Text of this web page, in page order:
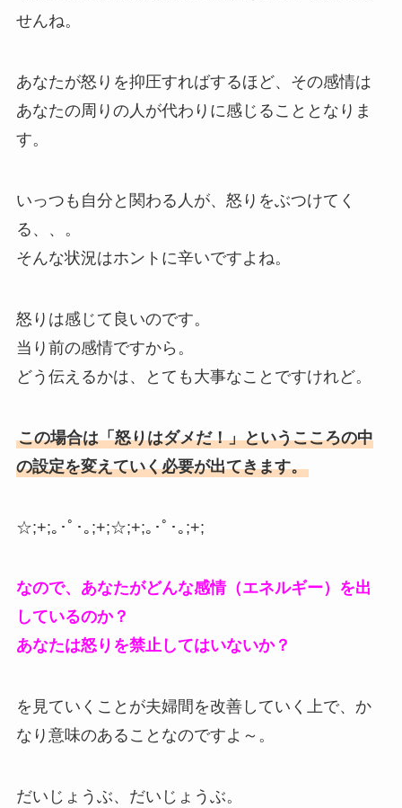
せんね。
あなたが怒りを抑圧すればするほど、その感情は
あなたの周りの人が代わりに感じることとなりま
す。
いっつも自分と関わる人が、怒りをぶつけてく
る、、。
そんな状況はホントに辛いですよね。
怒りは感じて良いのです。
当り前の感情ですから。
どう伝えるかは、とても大事なことですけれど。
この場合は「怒りはダメだ！」というこころの中
の設定を変えていく必要が出てきます。
☆;+;｡･ﾟ･｡;+;☆;+;｡･ﾟ･｡;+;
なので、あなたがどんな感情（エネルギー）を出
しているのか？
あなたは怒りを禁止してはいないか？
を見ていくことが夫婦間を改善していく上で、か
なり意味のあることなのですよ～。
だいじょうぶ、だいじょうぶ。